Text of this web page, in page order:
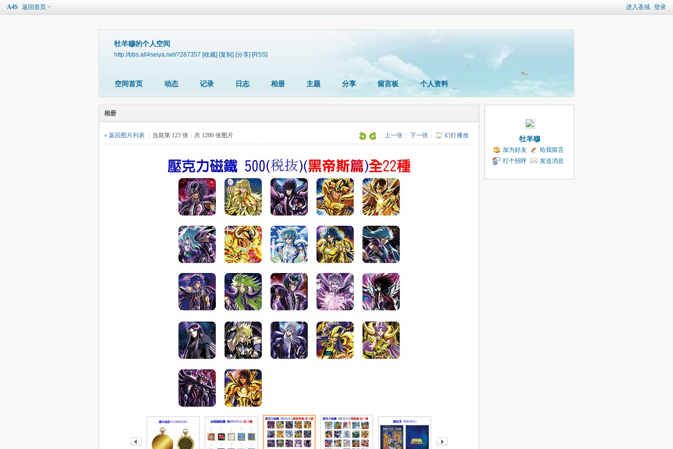
进入圣域 登录
A4S 返回首页
牡羊穆的个人空间
http://bbs.all4seiya.net/?287357 [收藏] [复制] [分享] [RSS]
空间首页 动态 记录 日志 相册 主题 分享 留言板 个人资料
相册
上一张 下一张 幻灯播放
« 返回图片列表 当前第 123 张 共 1200 张图片 牡羊穆
加为好友
给我留言
打个招呼
发送消息